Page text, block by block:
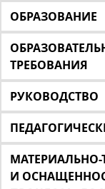
ОБРАЗОВАНИЕ
ТРЕБОВАНИЯ
РУКОВОДСТВО
МАТЕРИАЛЬНО-
И